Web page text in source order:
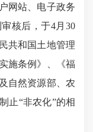
网站、电子政务
核后，于4月30
共和国土地管理
施条例》、《福
自然资源部、农
止“非农化”的相